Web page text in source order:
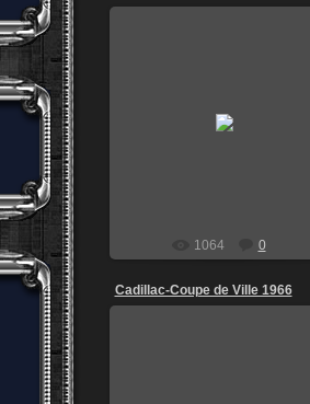
1064 0
Cadillac-Coupe de Ville 1966